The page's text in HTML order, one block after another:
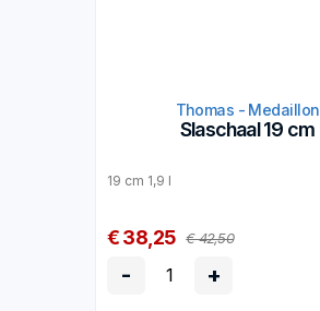
Thomas - Medaillon
Slaschaal 19 cm
19 cm 1,9 l
€ 38,25 € 42,50
- +